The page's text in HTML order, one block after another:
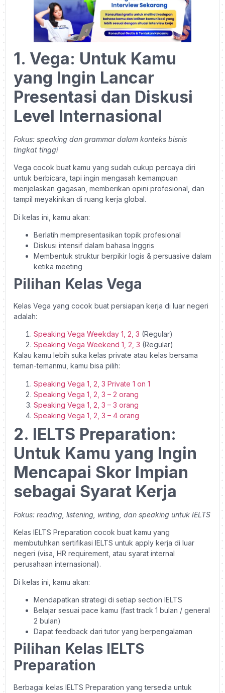
1. Vega: Untuk Kamu
yang Ingin Lancar
Presentasi dan Diskusi
Level Internasional
Fokus: speaking dan grammar dalam konteks bisnis
tingkat tinggi
Vega cocok buat kamu yang sudah cukup percaya diri
untuk berbicara, tapi ingin mengasah kemampuan
menjelaskan gagasan, memberikan opini profesional, dan
tampil meyakinkan di ruang kerja global.
Di kelas ini, kamu akan:
Berlatih mempresentasikan topik profesional
Diskusi intensif dalam bahasa Inggris
Membentuk struktur berpikir logis & persuasive dalam
ketika meeting
Pilihan Kelas Vega
Kelas Vega yang cocok buat persiapan kerja di luar negeri
adalah:
Speaking Vega Weekday 1, 2, 3 (Regular)
Speaking Vega Weekend 1, 2, 3 (Regular)
Kalau kamu lebih suka kelas private atau kelas bersama
teman-temanmu, kamu bisa pilih:
Speaking Vega 1, 2, 3 Private 1 on 1
Speaking Vega 1, 2, 3 – 2 orang
Speaking Vega 1, 2, 3 – 3 orang
Speaking Vega 1, 2, 3 – 4 orang
2. IELTS Preparation:
Untuk Kamu yang Ingin
Mencapai Skor Impian
sebagai Syarat Kerja
Fokus: reading, listening, writing, dan speaking untuk IELTS
Kelas IELTS Preparation cocok buat kamu yang
membutuhkan sertifikasi IELTS untuk apply kerja di luar
negeri (visa, HR requirement, atau syarat internal
perusahaan internasional).
Di kelas ini, kamu akan:
Mendapatkan strategi di setiap section IELTS
Belajar sesuai pace kamu (fast track 1 bulan / general
2 bulan)
Dapat feedback dari tutor yang berpengalaman
Pilihan Kelas IELTS
Preparation
Berbagai kelas IELTS Preparation yang tersedia untuk